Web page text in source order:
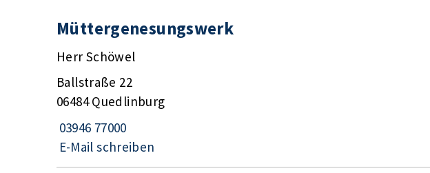
Müttergenesungswerk
Herr Schöwel
Ballstraße 22
06484 Quedlinburg
03946 77000
E-Mail schreiben